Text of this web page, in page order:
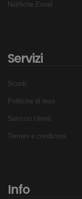
Notifiche Email
Servizi
Sconti
Politiche di reso
Servizio clienti
Termini e condizioni
Info